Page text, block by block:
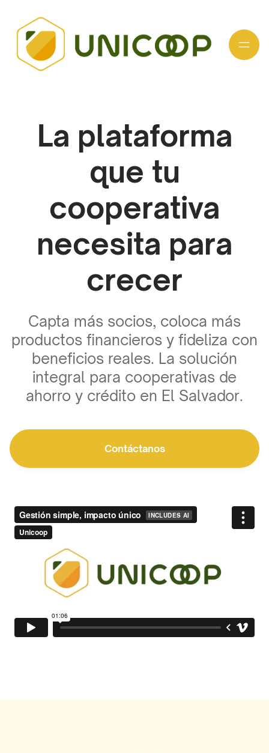
La plataforma
que tu
cooperativa
necesita para
crecer
Capta más socios, coloca más
productos financieros y fideliza con
beneficios reales. La solución
integral para cooperativas de
ahorro y crédito en El Salvador.
Contáctanos